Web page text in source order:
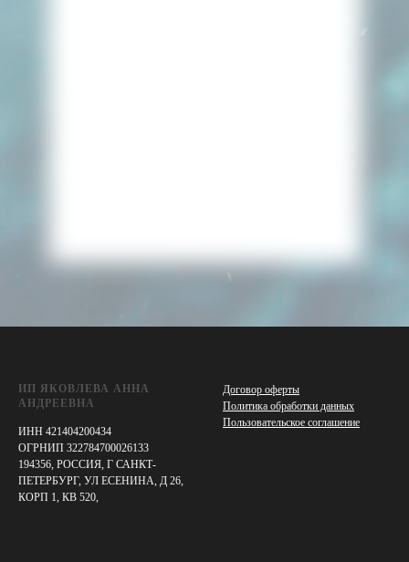
ИП ЯКОВЛЕВА АННА
АНДРЕЕВНА
ИНН 421404200434
ОГРНИП 322784700026133
194356, РОССИЯ, Г САНКТ-
ПЕТЕРБУРГ, УЛ ЕСЕНИНА, Д 26,
КОРП 1, КВ 520,
Договор оферты
Политика обработки данных
Пользовательское соглашение